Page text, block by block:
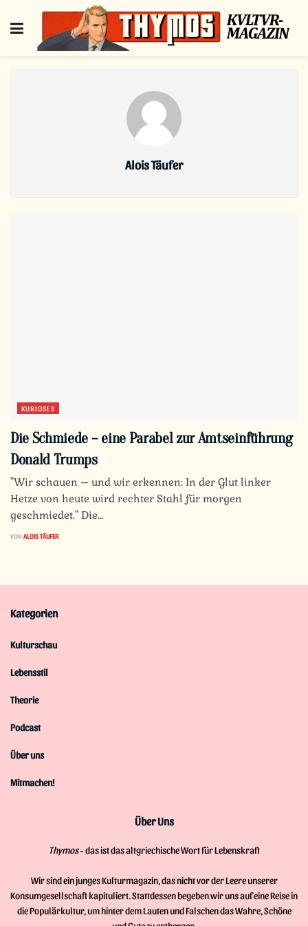
Alois Täufer
KURIOSES
Die Schmiede – eine Parabel zur Amtseinführung
Donald Trumps
"Wir schauen – und wir erkennen: In der Glut linker
Hetze von heute wird rechter Stahl für morgen
geschmiedet." Die...
VON ALOIS TÄUFER
Kategorien
Kulturschau
Lebensstil
Theorie
Podcast
Über uns
Mitmachen!
Über Uns
Thymos- das ist das altgriechische Wort für Lebenskraft
Wir sind ein junges Kulturmagazin, das nicht vor der Leere unserer
Konsumgesellschaft kapituliert. Stattdessen begeben wir uns auf eine Reise in
die Populärkultur, um hinter dem Lauten und Falschen das Wahre, Schöne